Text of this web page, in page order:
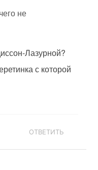
не
Лазурной?
с которой
ОТВЕТИТЬ